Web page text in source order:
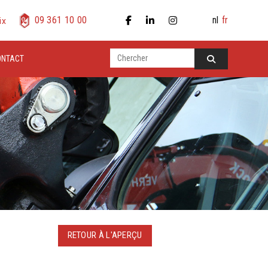
09 361 10 00 nl fr
RETOUR À L'APERÇU